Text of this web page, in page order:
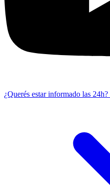
¿Querés estar informado las 24h?